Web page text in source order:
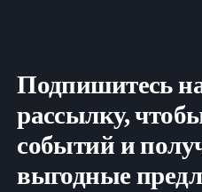
Подпишитесь
рассылку,
событий и
выгодные